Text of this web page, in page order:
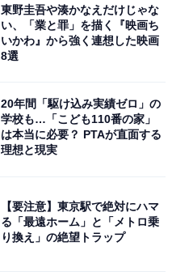
東野圭吾や湊かなえだけじゃな
い、「業と罪」を描く『映画ち
いかわ』から強く連想した映画
8選
20年間「駆け込み実績ゼロ」の
学校も…「こども110番の家」
は本当に必要？ PTAが直面する
理想と現実
【要注意】東京駅で絶対にハマ
る「最遠ホーム」と「メトロ乗
り換え」の絶望トラップ